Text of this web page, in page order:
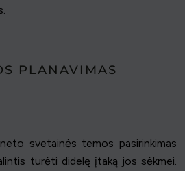
PLANAVIMAS
svetainės temos pasirinkimas
turėti didelę įtaką jos sėkmei.